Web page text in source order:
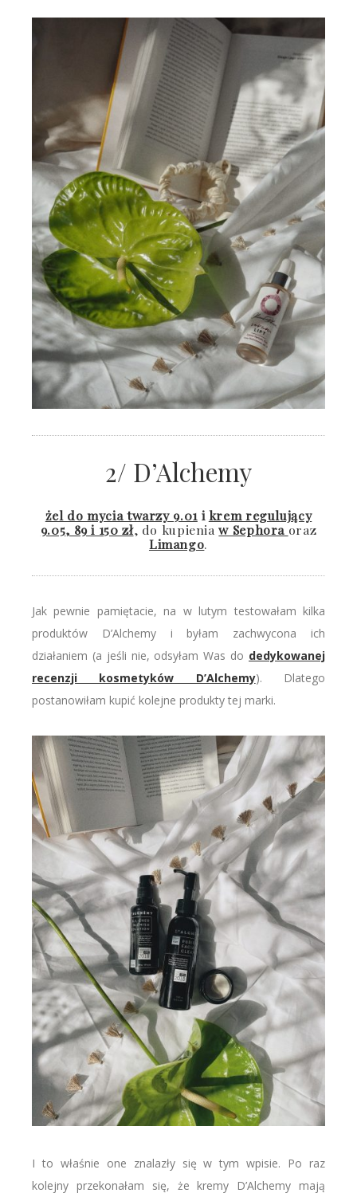
2/ D’Alchemy
żel do mycia twarzy 9.01 i krem regulujący
9.05, 89 i 150 zł, do kupieniaw Sephora oraz
Limango.
Jak pewnie pamiętacie, na w lutym testowałam kilka
produktów D’Alchemy i byłam zachwycona ich
działaniem (a jeśli nie, odsyłam Was do dedykowanej
recenzji kosmetyków D’Alchemy). Dlatego
postanowiłam kupić kolejne produkty tej marki.
I to właśnie one znalazły się w tym wpisie. Po raz
kolejny przekonałam się, że kremy D’Alchemy mają